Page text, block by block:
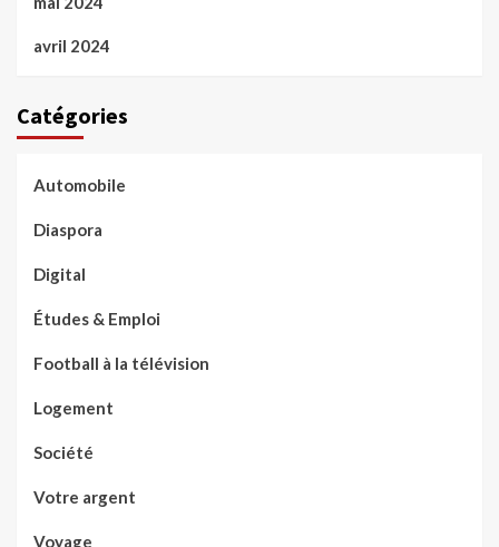
avril 2024
Catégories
Automobile
Diaspora
Digital
Études & Emploi
Football à la télévision
Logement
Société
Votre argent
Voyage